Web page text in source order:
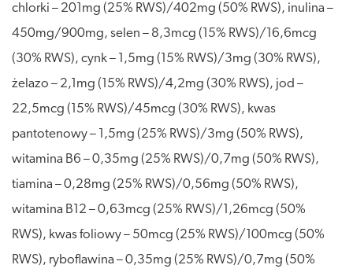
chlorki – 201mg (25% RWS)/402mg (50% RWS), inulina –
450mg/900mg, selen – 8,3mcg (15% RWS)/16,6mcg
(30% RWS), cynk – 1,5mg (15% RWS)/3mg (30% RWS),
żelazo – 2,1mg (15% RWS)/4,2mg (30% RWS), jod –
22,5mcg (15% RWS)/45mcg (30% RWS), kwas
pantotenowy – 1,5mg (25% RWS)/3mg (50% RWS),
witamina B6 – 0,35mg (25% RWS)/0,7mg (50% RWS),
tiamina – 0,28mg (25% RWS)/0,56mg (50% RWS),
witamina B12 – 0,63mcg (25% RWS)/1,26mcg (50%
RWS), kwas foliowy – 50mcg (25% RWS)/100mcg (50%
RWS), ryboflawina – 0,35mg (25% RWS)/0,7mg (50%